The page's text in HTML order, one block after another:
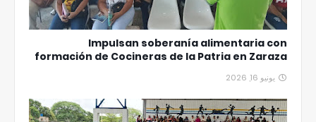
Impulsan soberanía alimentaria con
formación de Cocineras de la Patria en Zaraza
يونيو 16, 2026